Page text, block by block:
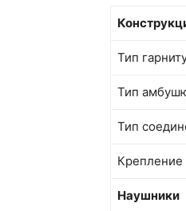
Тип
Тип
Тип
Наушники